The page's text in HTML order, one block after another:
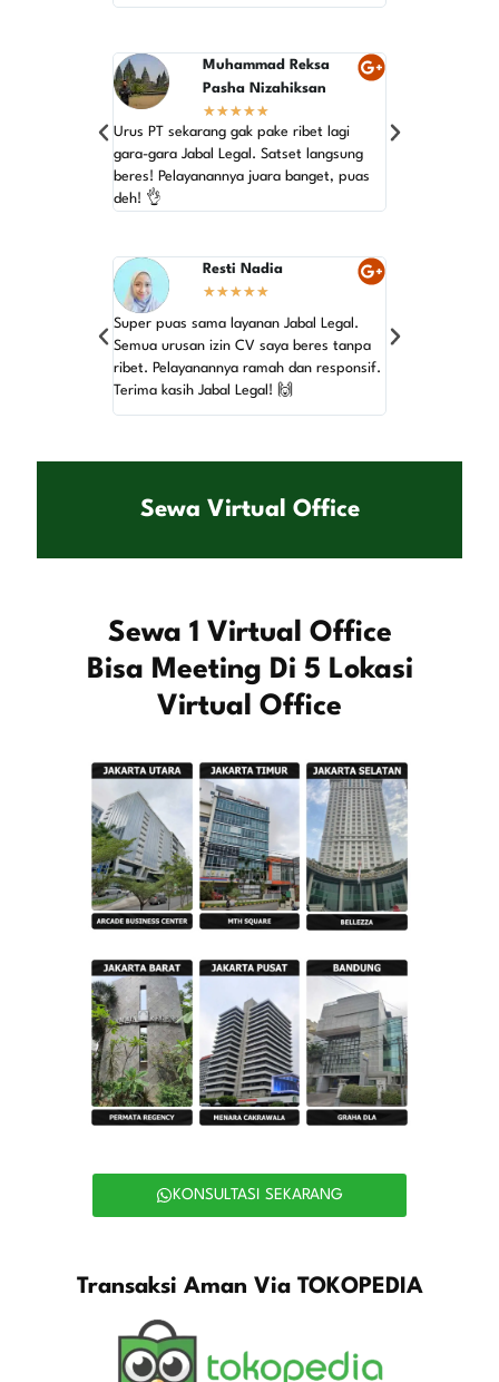
Muhammad Reksa
Pasha Nizahiksan
★★★★★
Urus PT sekarang gak pake ribet lagi
gara-gara Jabal Legal. Satset langsung
beres! Pelayanannya juara banget, puas
deh! 👌
semudah ini.
Resti Nadia
★★★★★
Super puas sama layanan Jabal Legal.
Semua urusan izin CV saya beres tanpa
ribet. Pelayanannya ramah dan responsif.
Terima kasih Jabal Legal! 🙌
dan gak ngerti
Sewa Virtual Office
Sewa 1 Virtual Office
Bisa Meeting Di 5 Lokasi
Virtual Office
KONSULTASI SEKARANG
Transaksi Aman Via TOKOPEDIA